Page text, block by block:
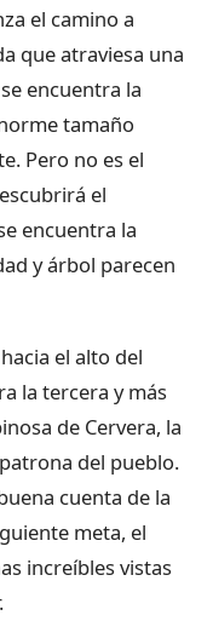
el camino a
que atraviesa una
encuentra la
tamaño
Pero no es el
el
encuentra la
y árbol parecen
el alto del
la tercera y más
de Cervera, la
del pueblo.
cuenta de la
meta, el
increíbles vistas